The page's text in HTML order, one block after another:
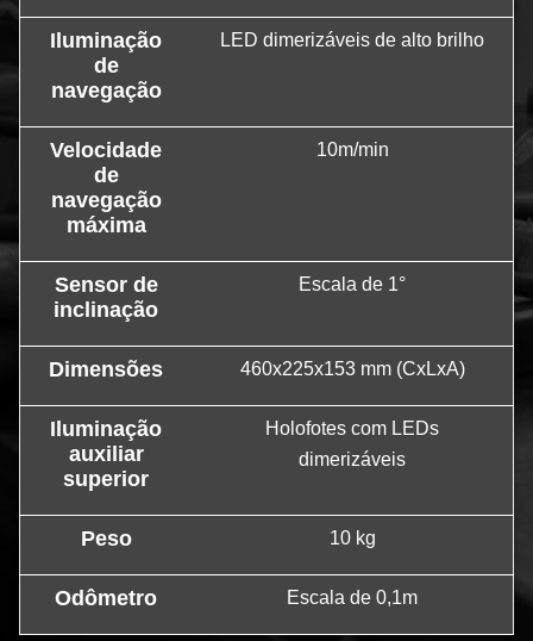
Iluminação
de
navegação
LED dimerizáveis de alto brilho
Velocidade
de
navegação
máxima
10m/min
Sensor de
inclinação
Escala de 1°
Dimensões 460x225x153 mm (CxLxA)
Iluminação
auxiliar
superior
Holofotes com LEDs
dimerizáveis
Peso 10 kg
Odômetro Escala de 0,1m